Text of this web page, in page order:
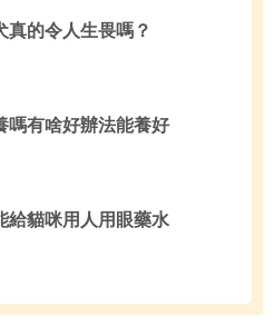
真的令人生畏嗎？
嗎有啥好辦法能養好
給貓咪用人用眼藥水